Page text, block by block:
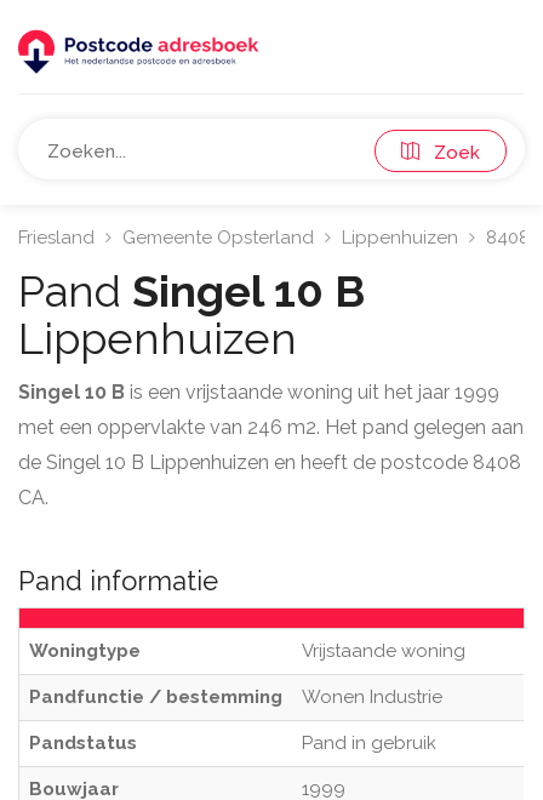
Zoek
Friesland Gemeente Opsterland Lippenhuizen 8408
Pand Singel 10 B
Lippenhuizen
Singel 10 B is een vrijstaande woning uit het jaar 1999
met een oppervlakte van 246 m2. Het pand gelegen aan
de Singel 10 B Lippenhuizen en heeft de postcode 8408
CA.
Pand informatie
Woningtype Vrijstaande woning
Pandfunctie / bestemming Wonen Industrie
Pandstatus Pand in gebruik
Bouwjaar 1999